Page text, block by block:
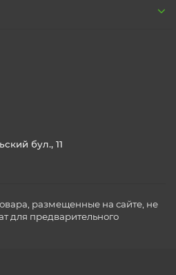
бул., 11
размещенные на сайте, не
для предварительного